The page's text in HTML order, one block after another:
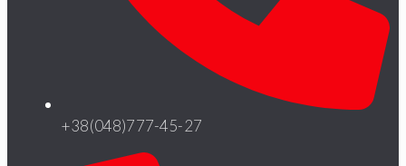
+38(048)777-45-27